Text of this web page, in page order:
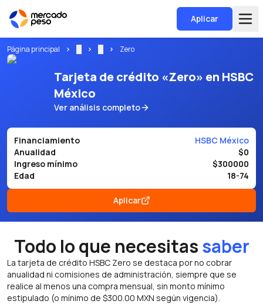
Aplicar
Página principal Zero
Tarjeta de crédito «Zero» en HSBC
México
Ver análisis completo
Financiamiento
HSBC México
Anualidad
$0
Ingreso mínimo
$300000
Edad
18-74
Aplicar
Todo lo que necesitassaber
La tarjeta de crédito HSBC Zero se destaca por no cobrar
anualidad ni comisiones de administración, siempre que se
realice al menos una compra mensual, sin monto mínimo
estipulado (o mínimo de $300.00 MXN según vigencia).